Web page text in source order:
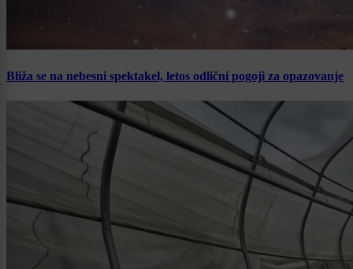
Bliža se na nebesni spektakel, letos odlični pogoji za opazovanje